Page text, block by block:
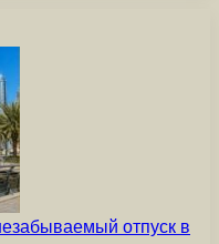
отпуск в